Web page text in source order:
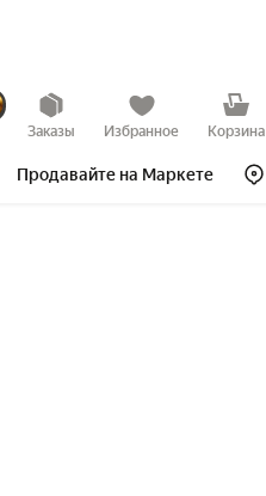
Заказы Избранное Корзина
Продавайте на Маркете